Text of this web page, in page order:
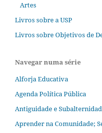
Artes
Livros sobre a USP
Livros sobre Objetivos de
Navegar numa série
Alforja Educativa
Agenda Política Pública
Antiguidade e
Aprender na Comunidade;